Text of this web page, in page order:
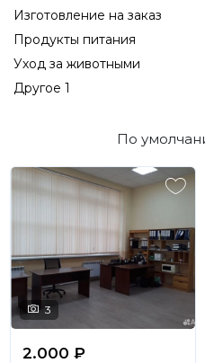
Изготовление на заказ
Продукты питания
Уход за животными
Другое 1
По
3
2.000 ₽